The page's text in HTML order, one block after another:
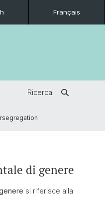
Français
Ricerca
di genere
si riferisce alla